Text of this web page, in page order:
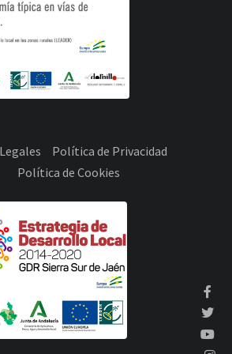
Política de Privacidad
Política de Cookies